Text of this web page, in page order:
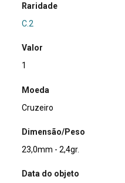
Raridade
C.2
Valor
1
Moeda
Cruzeiro
Dimensão/Peso
23,0mm - 2,4gr.
Data do objeto